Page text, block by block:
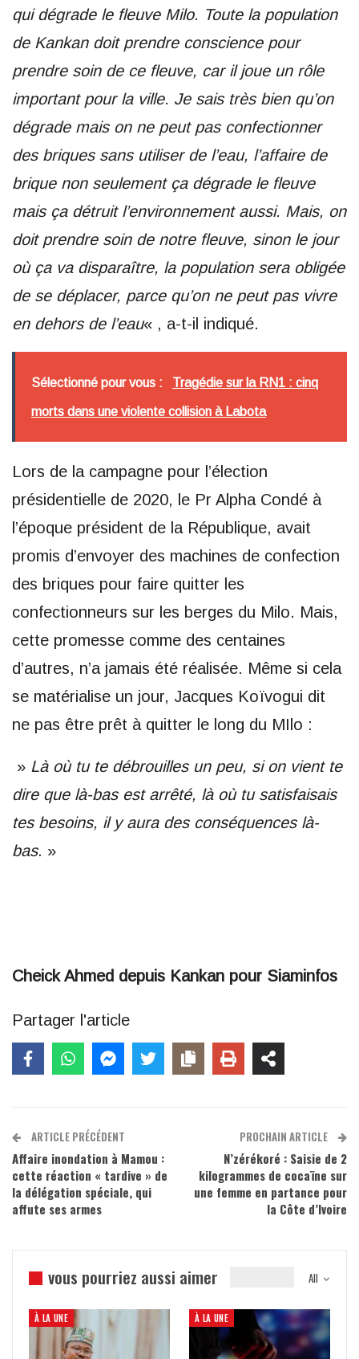
qui dégrade le fleuve Milo. Toute la population
de Kankan doit prendre conscience pour
prendre soin de ce fleuve, car il joue un rôle
important pour la ville. Je sais très bien qu’on
dégrade mais on ne peut pas confectionner
des briques sans utiliser de l’eau, l’affaire de
brique non seulement ça dégrade le fleuve
mais ça détruit l’environnement aussi. Mais, on
doit prendre soin de notre fleuve, sinon le jour
où ça va disparaître, la population sera obligée
de se déplacer, parce qu’on ne peut pas vivre
en dehors de l’eau« , a-t-il indiqué.
Sélectionné pour vous : Tragédie sur la RN1 : cinq
morts dans une violente collision à Labota
Lors de la campagne pour l’élection
présidentielle de 2020, le Pr Alpha Condé à
l’époque président de la République, avait
promis d’envoyer des machines de confection
des briques pour faire quitter les
confectionneurs sur les berges du Milo. Mais,
cette promesse comme des centaines
d’autres, n’a jamais été réalisée. Même si cela
se matérialise un jour, Jacques Koïvogui dit
ne pas être prêt à quitter le long du MIlo :
» Là où tu te débrouilles un peu, si on vient te
dire que là-bas est arrêté, là où tu satisfaisais
tes besoins, il y aura des conséquences là-
bas. »
Cheick Ahmed depuis Kankan pour Siaminfos
Partager l'article
ARTICLE PRÉCÉDENT
Affaire inondation à Mamou :
cette réaction « tardive » de
la délégation spéciale, qui
affute ses armes
PROCHAIN ARTICLE
N’zérékoré : Saisie de 2
kilogrammes de cocaïne sur
une femme en partance pour
la Côte d’Ivoire
All
vous pourriez aussi aimer
À LA UNE À LA UNE